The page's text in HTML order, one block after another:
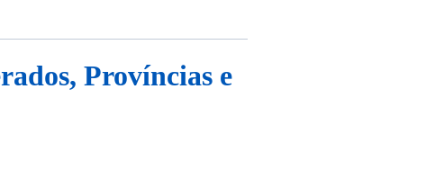
Províncias e